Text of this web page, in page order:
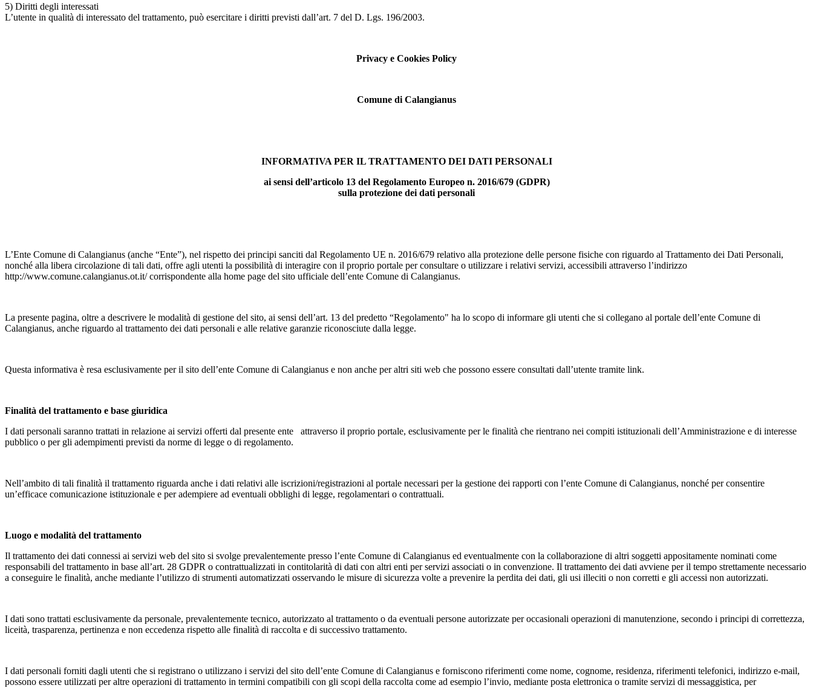
5) Diritti degli interessati
L’utente in qualità di interessato del trattamento, può esercitare i diritti previsti dall’art. 7 del D. Lgs. 196/2003.
Privacy e Cookies Policy
Comune di Calangianus
INFORMATIVA PER IL TRATTAMENTO DEI DATI PERSONALI
ai sensi dell’articolo 13 del Regolamento Europeo n. 2016/679 (GDPR)
sulla protezione dei dati personali
L’Ente Comune di Calangianus (anche “Ente”), nel rispetto dei principi sanciti dal Regolamento UE n. 2016/679 relativo alla protezione delle persone fisiche con riguardo al Trattamento dei Dati Personali,
nonché alla libera circolazione di tali dati, offre agli utenti la possibilità di interagire con il proprio portale per consultare o utilizzare i relativi servizi, accessibili attraverso l’indirizzo
http://www.comune.calangianus.ot.it/ corrispondente alla home page del sito ufficiale dell’ente Comune di Calangianus.
La presente pagina, oltre a descrivere le modalità di gestione del sito, ai sensi dell’art. 13 del predetto “Regolamento" ha lo scopo di informare gli utenti che si collegano al portale dell’ente Comune di
Calangianus, anche riguardo al trattamento dei dati personali e alle relative garanzie riconosciute dalla legge.
Questa informativa è resa esclusivamente per il sito dell’ente Comune di Calangianus e non anche per altri siti web che possono essere consultati dall’utente tramite link.
Finalità del trattamento e base giuridica
I dati personali saranno trattati in relazione ai servizi offerti dal presente ente attraverso il proprio portale, esclusivamente per le finalità che rientrano nei compiti istituzionali dell’Amministrazione e di interesse
pubblico o per gli adempimenti previsti da norme di legge o di regolamento.
Nell’ambito di tali finalità il trattamento riguarda anche i dati relativi alle iscrizioni/registrazioni al portale necessari per la gestione dei rapporti con l’ente Comune di Calangianus, nonché per consentire
un’efficace comunicazione istituzionale e per adempiere ad eventuali obblighi di legge, regolamentari o contrattuali.
Luogo e modalità del trattamento
Il trattamento dei dati connessi ai servizi web del sito si svolge prevalentemente presso l’ente Comune di Calangianus ed eventualmente con la collaborazione di altri soggetti appositamente nominati come
responsabili del trattamento in base all’art. 28 GDPR o contrattualizzati in contitolarità di dati con altri enti per servizi associati o in convenzione. Il trattamento dei dati avviene per il tempo strettamente necessario
a conseguire le finalità, anche mediante l’utilizzo di strumenti automatizzati osservando le misure di sicurezza volte a prevenire la perdita dei dati, gli usi illeciti o non corretti e gli accessi non autorizzati.
I dati sono trattati esclusivamente da personale, prevalentemente tecnico, autorizzato al trattamento o da eventuali persone autorizzate per occasionali operazioni di manutenzione, secondo i principi di correttezza,
liceità, trasparenza, pertinenza e non eccedenza rispetto alle finalità di raccolta e di successivo trattamento.
I dati personali forniti dagli utenti che si registrano o utilizzano i servizi del sito dell’ente Comune di Calangianus e forniscono riferimenti come nome, cognome, residenza, riferimenti telefonici, indirizzo e-mail,
possono essere utilizzati per altre operazioni di trattamento in termini compatibili con gli scopi della raccolta come ad esempio l’invio, mediante posta elettronica o tramite servizi di messaggistica, per